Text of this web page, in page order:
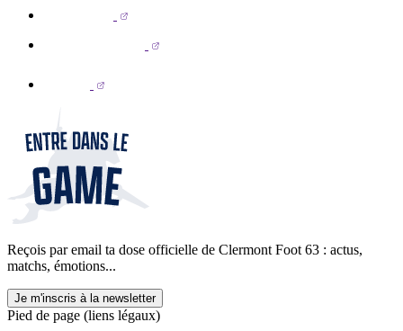
Reçois par email ta dose officielle de Clermont Foot 63 : actus,
matchs, émotions...
Je m'inscris à la newsletter
Pied de page (liens légaux)